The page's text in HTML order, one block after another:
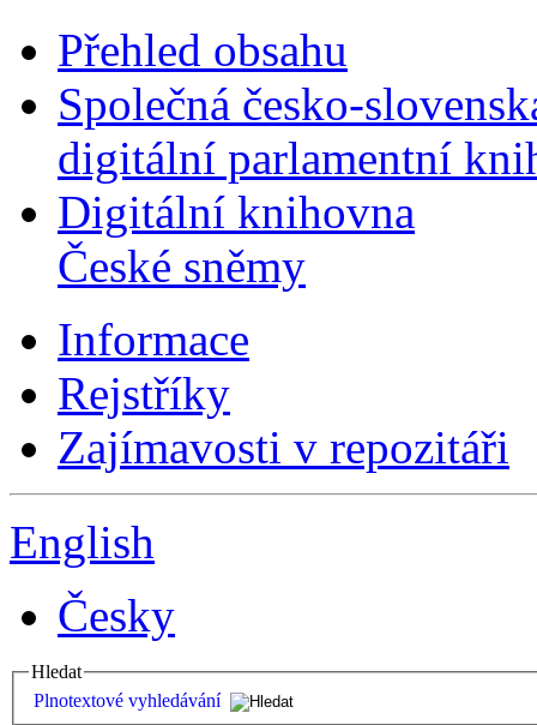
Přehled obsahu
Společná česko-
digitální parlamentní
Digitální knihovna
České sněmy
Informace
Rejstříky
Zajímavosti v repozitáři
English
Česky
Hledat
Plnotextové vyhledávání